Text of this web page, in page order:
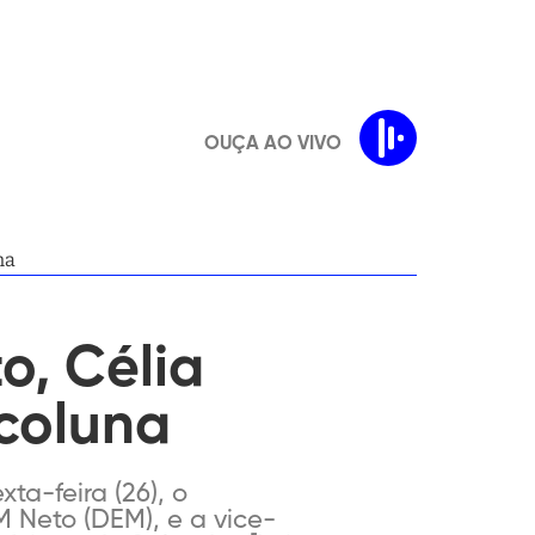
OUÇA AO VIVO
Célia
feira (26), o
Neto (DEM), e a vice-